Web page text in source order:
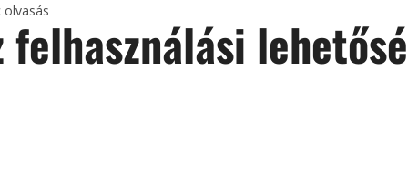
felhasználási
olvasás